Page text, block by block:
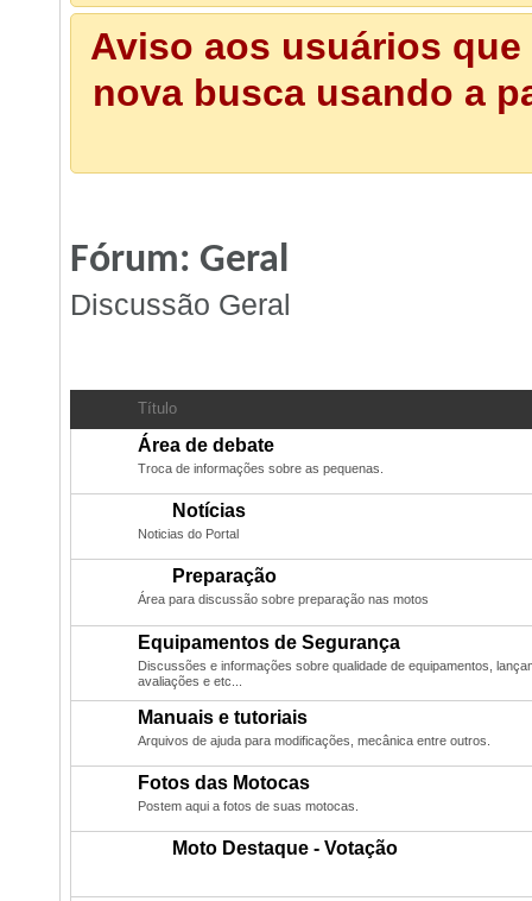
Aviso aos usuários
nova busca usando a
Fórum: Geral
Discussão Geral
Título
Área de debate
Troca de informações sobre as pequenas.
Notícias
Noticias do Portal
Preparação
Área para discussão sobre preparação nas motos
Equipamentos de Segurança
Discussões e informações sobre qualidade de equipamentos,
avaliações e etc...
Manuais e tutoriais
Arquivos de ajuda para modificações, mecânica entre outros.
Fotos das Motocas
Postem aqui a fotos de suas motocas.
Moto Destaque - Votação